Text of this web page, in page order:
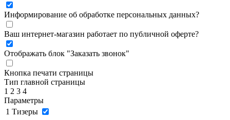
Информирование об обработке персональных данных?
Ваш интернет-магазин работает по публичной оферте?
Отображать блок "Заказать звонок"
Кнопка печати страницы
Тип главной страницы
1 2 3 4
Параметры
1 Тизеры